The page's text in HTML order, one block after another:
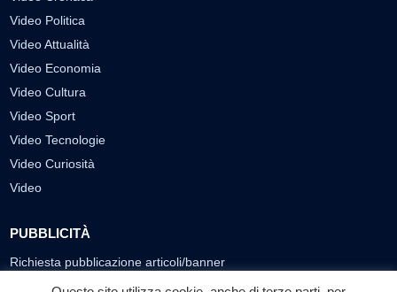
Video Politica
Video Attualità
Video Economia
Video Cultura
Video Sport
Video Tecnologie
Video Curiosità
Video
PUBBLICITÀ
Richiesta pubblicazione articoli/banner